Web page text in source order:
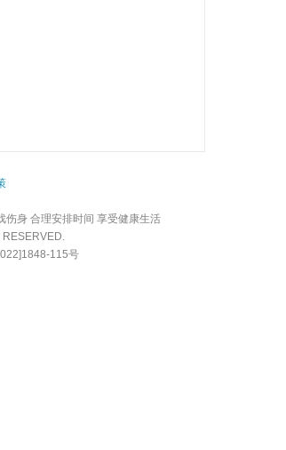
伤身 合理安排时间 享受健康生活
RESERVED.
115号